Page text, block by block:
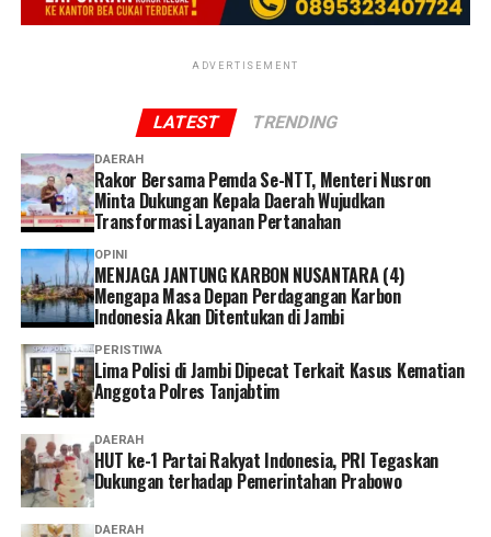
bersama Bulog untuk mendukung ketahanan pangan
ADVERTISEMENT
LATEST TRENDING
DAERAH
Rakor Bersama Pemda Se-NTT, Menteri Nusron
Minta Dukungan Kepala Daerah Wujudkan
Transformasi Layanan Pertanahan
OPINI
MENJAGA JANTUNG KARBON NUSANTARA (4)
Mengapa Masa Depan Perdagangan Karbon
Indonesia Akan Ditentukan di Jambi
PERISTIWA
Lima Polisi di Jambi Dipecat Terkait Kasus Kematian
Anggota Polres Tanjabtim
DAERAH
HUT ke-1 Partai Rakyat Indonesia, PRI Tegaskan
Dukungan terhadap Pemerintahan Prabowo
DAERAH